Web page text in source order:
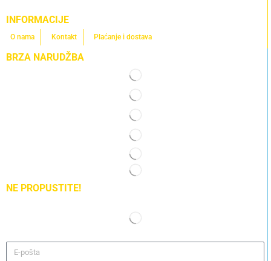
INFORMACIJE
O nama Kontakt Plaćanje i dostava
BRZA NARUDŽBA
NE PROPUSTITE!